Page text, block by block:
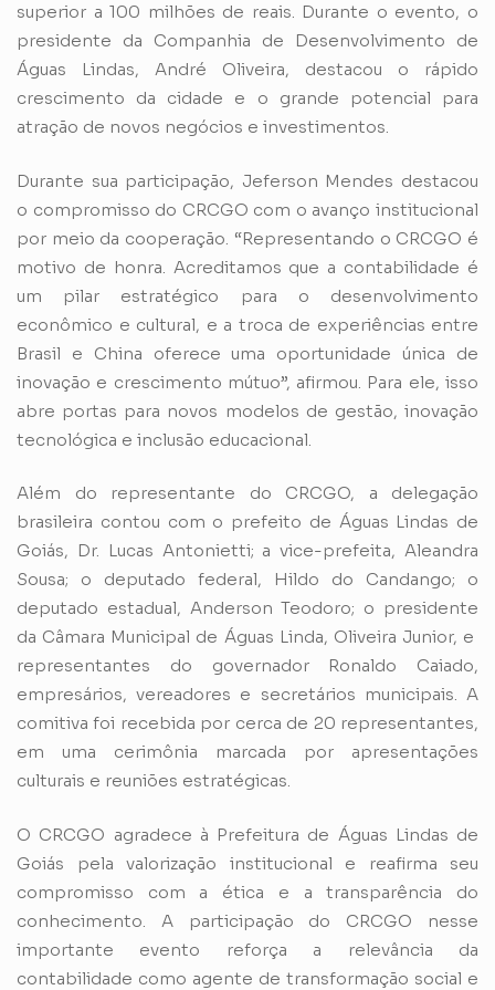
superior a 100 milhões de reais. Durante o evento, o
presidente da Companhia de Desenvolvimento de
Águas Lindas, André Oliveira, destacou o rápido
crescimento da cidade e o grande potencial para
atração de novos negócios e investimentos.
Durante sua participação, Jeferson Mendes destacou
o compromisso do CRCGO com o avanço institucional
por meio da cooperação. “Representando o CRCGO é
motivo de honra. Acreditamos que a contabilidade é
um pilar estratégico para o desenvolvimento
econômico e cultural, e a troca de experiências entre
Brasil e China oferece uma oportunidade única de
inovação e crescimento mútuo”, afirmou. Para ele, isso
abre portas para novos modelos de gestão, inovação
tecnológica e inclusão educacional.
Além do representante do CRCGO, a delegação
brasileira contou com o prefeito de Águas Lindas de
Goiás, Dr. Lucas Antonietti; a vice-prefeita, Aleandra
Sousa; o deputado federal, Hildo do Candango; o
deputado estadual, Anderson Teodoro; o presidente
da Câmara Municipal de Águas Linda, Oliveira Junior, e
representantes do governador Ronaldo Caiado,
empresários, vereadores e secretários municipais. A
comitiva foi recebida por cerca de 20 representantes,
em uma cerimônia marcada por apresentações
culturais e reuniões estratégicas.
O CRCGO agradece à Prefeitura de Águas Lindas de
Goiás pela valorização institucional e reafirma seu
compromisso com a ética e a transparência do
conhecimento. A participação do CRCGO nesse
importante evento reforça a relevância da
contabilidade como agente de transformação social e